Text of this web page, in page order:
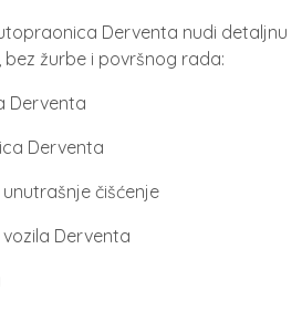
Derventa nudi detaljnu
bez žurbe i površnog rada:
Derventa
Derventa
čišćenje
Derventa